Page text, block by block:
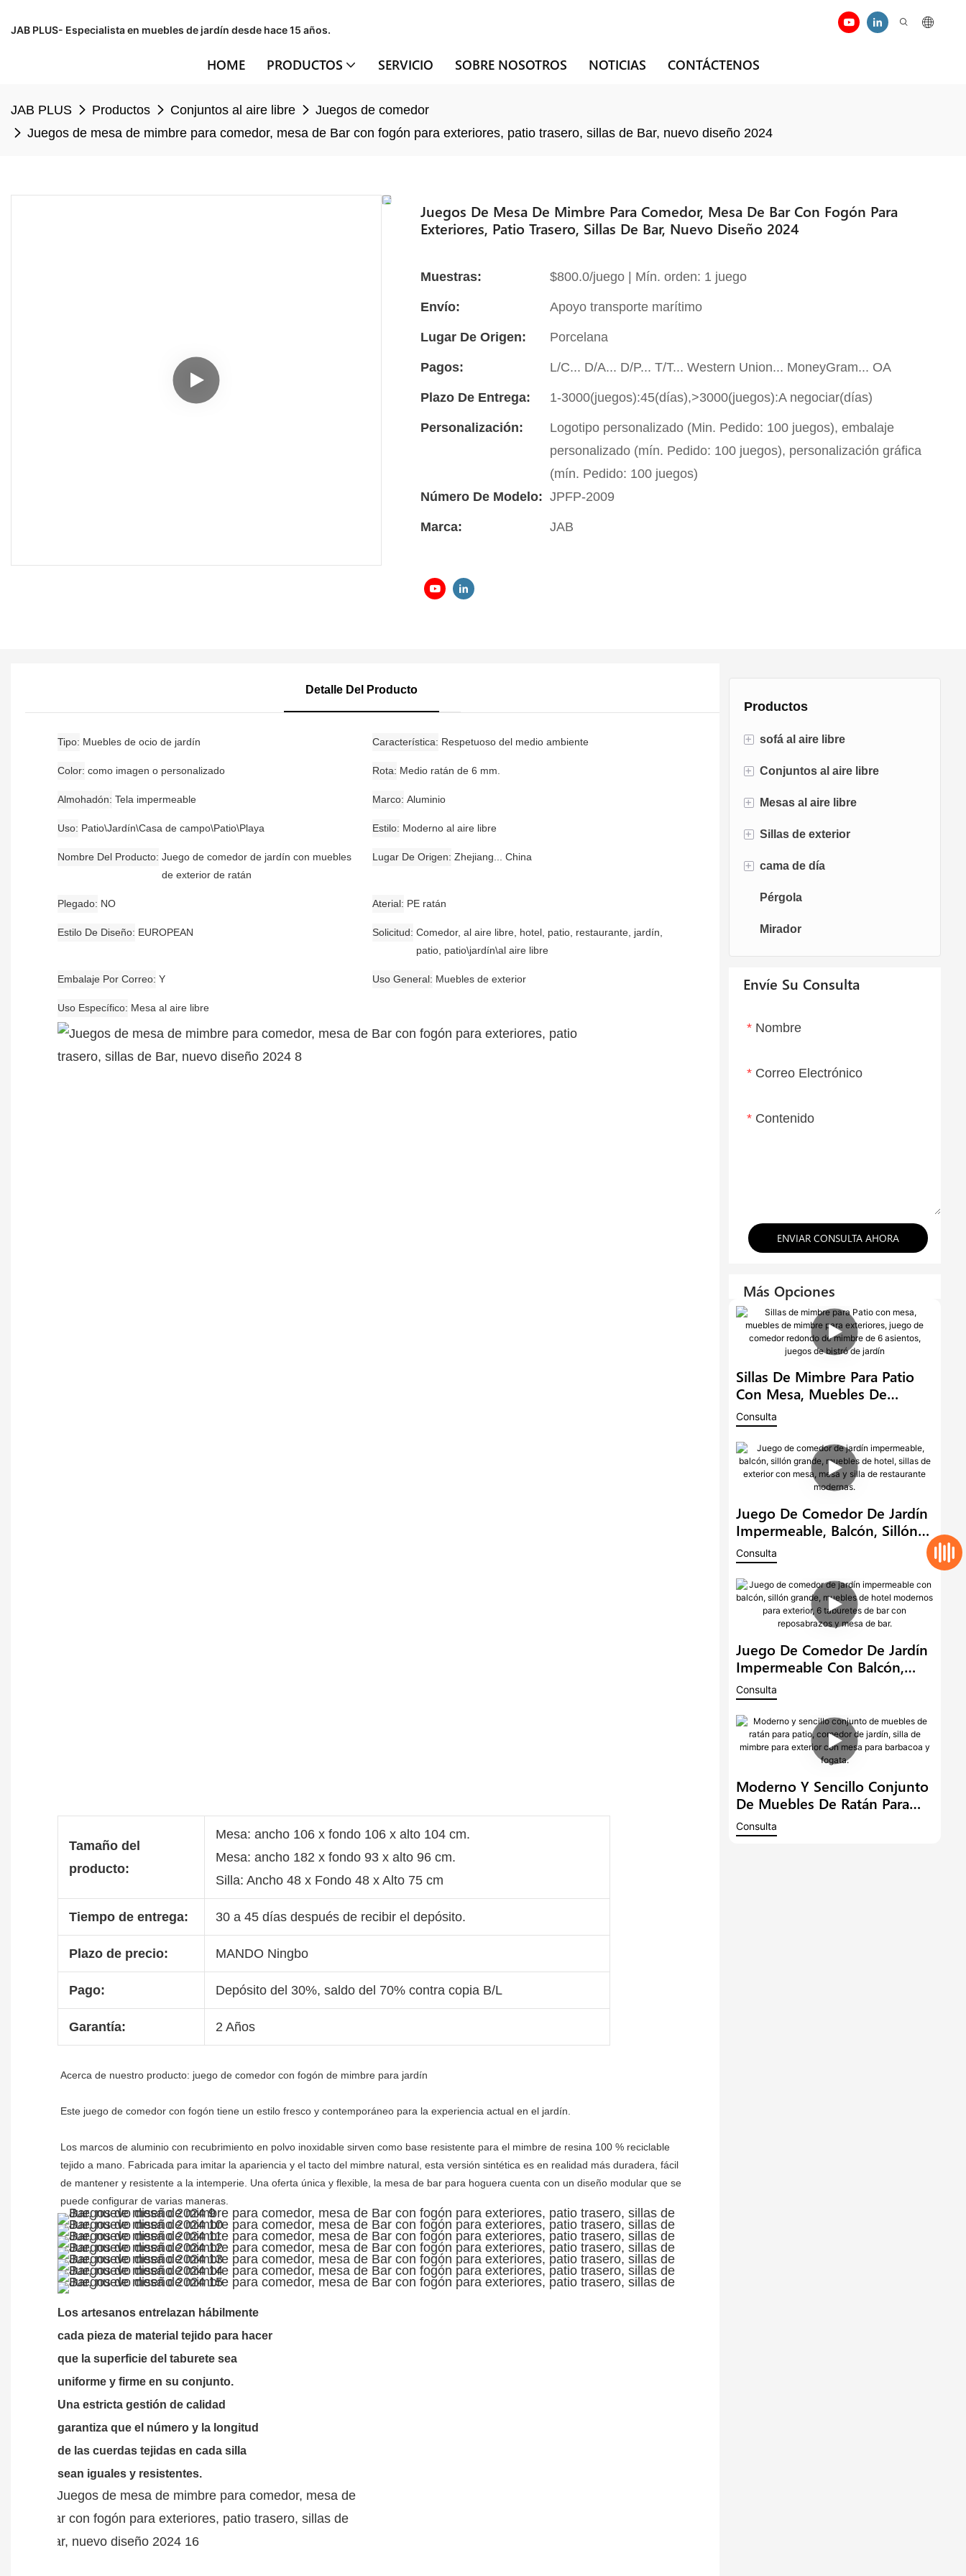
JAB PLUS- Especialista en muebles de jardín desde hace 15 años.
HOME PRODUCTOS SERVICIO SOBRE NOSOTROS NOTICIAS CONTÁCTENOS
JAB PLUS Productos Conjuntos al aire libre
Juegos de comedor
Juegos de mesa de mimbre para comedor, mesa de Bar con fogón para exteriores, patio trasero, sillas de Bar, nuevo diseño 2024
Juegos De Mesa De Mimbre Para Comedor, Mesa De Bar Con Fogón Para
Exteriores, Patio Trasero, Sillas De Bar, Nuevo Diseño 2024
Muestras: $800.0/juego | Mín. orden: 1 juego
Envío: Apoyo transporte marítimo
Lugar De Origen: Porcelana
Pagos: L/C... D/A... D/P... T/T... Western Union... MoneyGram... OA
Plazo De Entrega: 1-3000(juegos):45(días),>3000(juegos):A negociar(días)
Personalización:
Logotipo personalizado (Min. Pedido: 100 juegos), embalaje
personalizado (mín. Pedido: 100 juegos), personalización gráfica
(mín. Pedido: 100 juegos)
Número De Modelo: JPFP-2009
Marca: JAB
Productos
+ sofá al aire libre
Sofá de ratán
Sofá de cuerda
Sofá de aluminio
Sofá de tela
Sofá de teca
+ Conjuntos al aire libre
Conjuntos de bistró
Conjuntos de conversación
Juegos de comedor
+ Mesas al aire libre
Mesas para fogatas
Mesas de comedor
+ Sillas de exterior
Sillas de comedor
Sillas columpios
Sillas de huevo
+ cama de día
Tumbona
Chaise Lounge
Pérgola
Mirador
Envíe Su Consulta
Nombre
Correo Electrónico
Contenido
ENVIAR CONSULTA AHORA
Más Opciones
Sillas De Mimbre Para Patio
Con Mesa, Muebles De
Mimbre Para Exteriores,
Juego De Comedor Redondo
De Mimbre De 6 Asientos,
Juegos De Bistró De Jardín
Consulta
Juego De Comedor De Jardín
Impermeable, Balcón, Sillón
Grande, Muebles De Hotel,
Sillas De Exterior Con Mesa,
Mesa Y Silla De Restaurante
Modernas.
Consulta
Juego De Comedor De Jardín
Impermeable Con Balcón,
Sillón Grande, Muebles De
Hotel Modernos Para Exterior,
6 Taburetes De Bar Con
Reposabrazos Y Mesa De Bar.
Consulta
Moderno Y Sencillo Conjunto
De Muebles De Ratán Para
Patio, Comedor De Jardín,
Silla De Mimbre Para Exterior
Consulta
Detalle Del Producto
Tipo Muebles de ocio de jardín Característica Respetuoso del medio ambiente
Color como imagen o personalizado Rota Medio ratán de 6 mm.
Almohadón Tela impermeable Marco Aluminio
Uso Patio\Jardín\Casa de campo\Patio\Playa Estilo Moderno al aire libre
Nombre Del Producto Juego de comedor de jardín con muebles
de exterior de ratán
Lugar De Origen Zhejiang... China
Plegado NO Aterial PE ratán
Estilo De Diseño EUROPEAN Solicitud Comedor, al aire libre, hotel, patio, restaurante, jardín,
patio, patio\jardín\al aire libre
Embalaje Por Correo Y Uso General Muebles de exterior
Uso Específico Mesa al aire libre
Tamaño del
producto:
Mesa: ancho 106 x fondo 106 x alto 104 cm.
Mesa: ancho 182 x fondo 93 x alto 96 cm.
Silla: Ancho 48 x Fondo 48 x Alto 75 cm
Tiempo de entrega: 30 a 45 días después de recibir el depósito.
Plazo de precio: MANDO Ningbo
Pago: Depósito del 30%, saldo del 70% contra copia B/L
Garantía: 2 Años
Acerca de nuestro producto: juego de comedor con fogón de mimbre para jardín
Los marcos de aluminio con recubrimiento en polvo inoxidable sirven como base resistente para el mimbre de resina 100 % reciclable
tejido a mano. Fabricada para imitar la apariencia y el tacto del mimbre natural, esta versión sintética es en realidad más duradera, fácil
de mantener y resistente a la intemperie. Una oferta única y flexible, la mesa de bar para hoguera cuenta con un diseño modular que se
Los artesanos entrelazan hábilmente
cada pieza de material tejido para hacer
que la superficie del taburete sea
uniforme y firme en su conjunto.
Una estricta gestión de calidad
garantiza que el número y la longitud
de las cuerdas tejidas en cada silla
sean iguales y resistentes.